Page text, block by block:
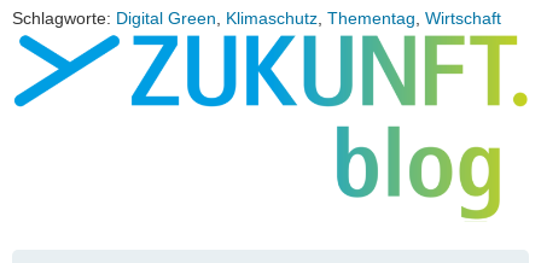
Schlagworte: Digital Green Klimaschutz Thementag Wirtschaft